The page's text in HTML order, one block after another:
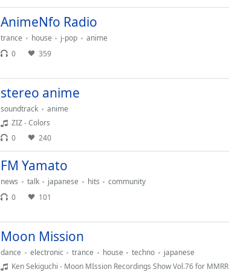
AnimeNfo Radio
trance house j-pop
anime
0
359
stereo anime
soundtrack
anime
ZIZ - Colors
0
240
FM Yamato
news talk japanese hits
community
0
101
Moon Mission
dance electronic trance house techno
japanese
Ken Sekiguchi - Moon MIssion Recordings Show Vol.76 for MMRR